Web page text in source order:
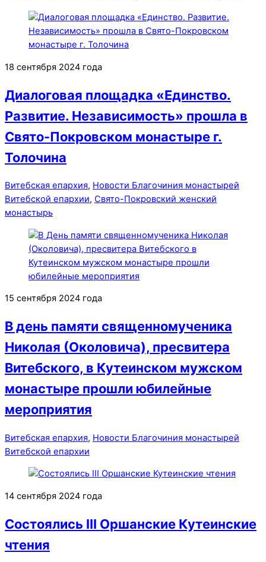
18 сентября 2024 года
Диалоговая площадка «Единство.
Развитие. Независимость» прошла в
Свято-Покровском монастыре г.
Толочина
Витебская епархия, Новости Благочиния монастырей
Витебской епархии, Свято-Покровский женский
монастырь
15 сентября 2024 года
В день памяти священномученика
Николая (Околовича), пресвитера
Витебского, в Кутеинском мужском
монастыре прошли юбилейные
мероприятия
Витебская епархия, Новости Благочиния монастырей
Витебской епархии
14 сентября 2024 года
Cостоялись III Оршанские Кутеинские
чтения